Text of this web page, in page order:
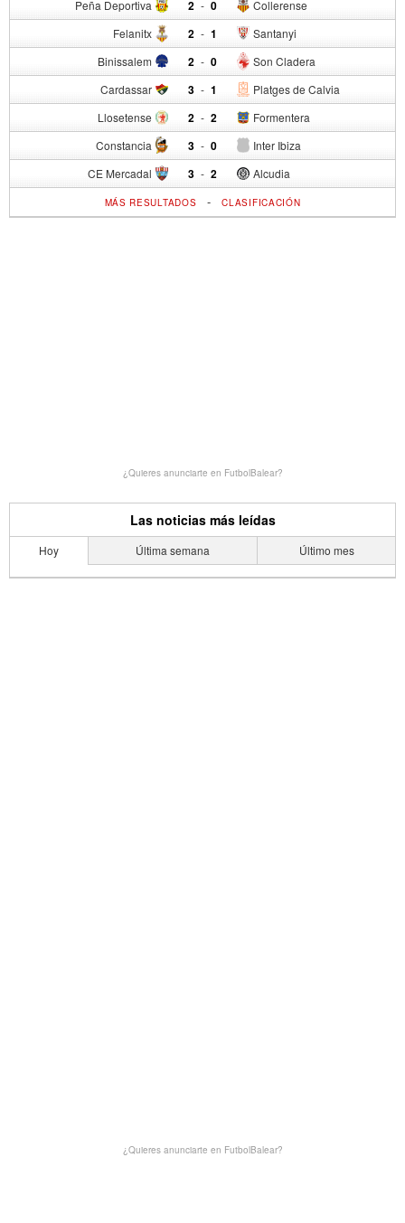
Peña Deportiva 2 - Collerense
0
Felanitx 2 - Santanyi
1
Binissalem 2 - Son Cladera
0
Cardassar 3 - Platges de Calvia
1
Llosetense 2 - Formentera
2
Constancia 3 - Inter Ibiza
0
CE Mercadal 3 - Alcudia
2
MÁS RESULTADOS -CLASIFICACIÓN
¿Quieres anunciarte en FutbolBalear?
Las noticias más leídas
Hoy Última semana Último mes
¿Quieres anunciarte en FutbolBalear?